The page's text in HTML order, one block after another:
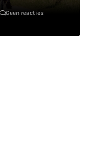
Geen reacties